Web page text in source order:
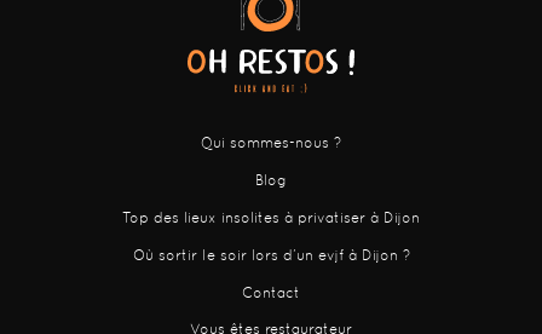
Qui sommes-nous ?
Blog
Top des lieux insolites à privatiser à Dijon
Où sortir le soir lors d’un evjf à Dijon ?
Contact
Vous êtes restaurateur